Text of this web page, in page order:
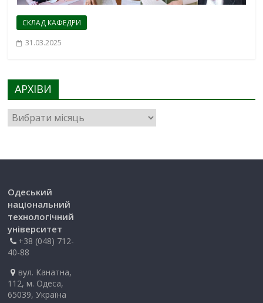
СКЛАД КАФЕДРИ
31.03.2025
АРХІВИ
Одеський
національний
технологічний
університет
+38 (048) 712-
40-88
вул. Канатна,
112, м. Одеса,
65039, Україна